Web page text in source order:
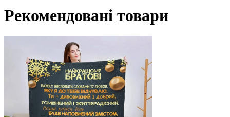
Рекомендовані товари